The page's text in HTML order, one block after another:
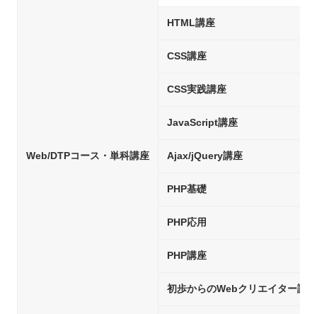
Web/DTPコース・単科講座
HTML講座
CSS講座
CSS実践講座
JavaScript講座
Ajax/jQuery講座
PHP基礎
PHP応用
PHP講座
初歩からのWebクリエイター試